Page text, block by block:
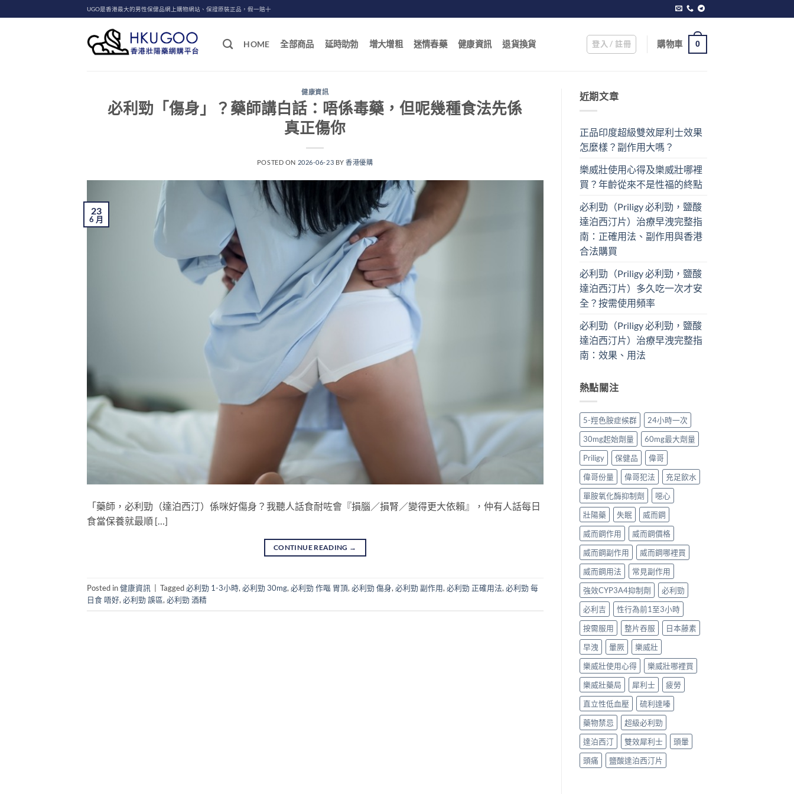
to
UGO是香港最大的男性保健品網上購物網站、保證原裝正品，假一賠十
HOME 全部商品 延時助勃 增大增粗 迷情春藥 健康資訊 退貨換貨 登入 / 註冊 購物車 0
健康資訊
必利勁「傷身」？藥師講白話：唔係毒藥，但呢幾種食法先係
真正傷你
POSTED ON 2026-06-23 BY香港優購
23
6 月
「藥師，必利勁（達泊西汀）係咪好傷身？我聽人話食耐咗會『損腦／損腎／變得更大依賴』，仲有人話每日
食當保養就最順 […]
CONTINUE READING →
Posted in健康資訊 Tagged必利勁 1-3小時,必利勁 30mg,必利勁 作嘔 胃頂,必利勁 傷身,必利勁 副作用,必利勁 正確用法,必利勁 每
日食 唔好,必利勁 誤區,必利勁 酒精
近期文章
正品印度超級雙效犀利士效果
怎麼樣？副作用大嗎？
樂威壯使用心得及樂威壯哪裡
買？年齡從來不是性福的終點
必利勁（Priligy 必利勁，鹽酸
達泊西汀片）治療早洩完整指
南：正確用法、副作用與香港
合法購買
必利勁（Priligy 必利勁，鹽酸
達泊西汀片）多久吃一次才安
全？按需使用頻率
必利勁（Priligy 必利勁，鹽酸
達泊西汀片）治療早洩完整指
南：效果、用法
熱點關注
5-羥色胺症候群
24小時一次
30mg起始劑量
60mg最大劑量
Priligy
保健品
偉哥
偉哥份量
偉哥犯法
充足飲水
單胺氧化酶抑制劑
噁心
壯陽藥
失眠
威而鋼
威而鋼作用
威而鋼價格
威而鋼副作用
威而鋼哪裡買
威而鋼用法
常見副作用
強效CYP3A4抑制劑
必利勁
必利吉
性行為前1至3小時
按需服用
整片吞服
日本藤素
早洩
暈厥
樂威壯
樂威壯使用心得
樂威壯哪裡買
樂威壯藥局
犀利士
疲勞
直立性低血壓
硫利達嗪
藥物禁忌
超級必利勁
達泊西汀
雙效犀利士
頭暈
頭痛
鹽酸達泊西汀片